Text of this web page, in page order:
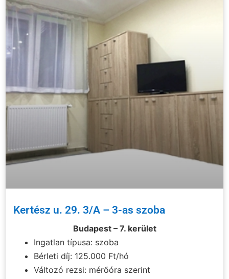
Kertész u. 29. 3/A – 3-as szoba
Budapest – 7. kerület
Ingatlan típusa: szoba
Bérleti díj: 125.000 Ft/hó
Változó rezsi: mérőóra szerint